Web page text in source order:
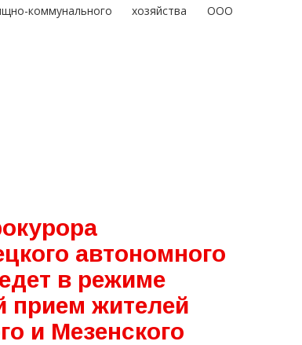
коммунального хозяйства ООО
автономного
в режиме
прием жителей
и Мезенского